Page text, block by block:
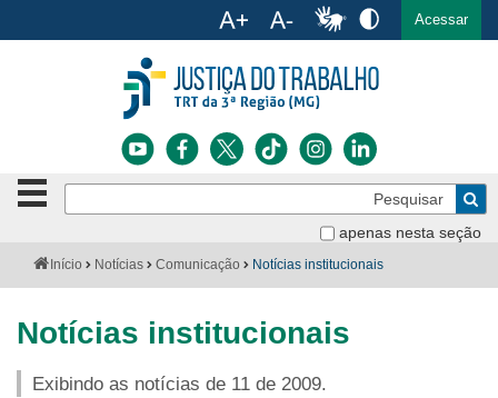
Ir para o menu Ir para a busca Ir para o rodapé
Acessar
apenas nesta seção
Botão
de
clique
ou
Notícias
Serviços
Jurisprudência
VocêInício Notícias Comunicação Notícias institucionais
Notícias institucionais
Exibindo as notícias de 11 de 2009.